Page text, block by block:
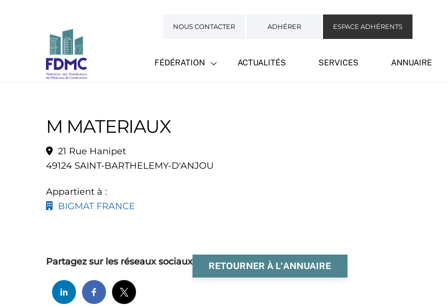
NOUS CONTACTER ADHÉRER ESPACE ADHÉRENTS
FÉDÉRATION ACTUALITÉS SERVICES ANNUAIRE
M MATERIAUX
21 Rue Hanipet
49124 SAINT-BARTHELEMY-D'ANJOU
Appartient à :
BIGMAT FRANCE
RETOURNER À L'ANNUAIRE
Partagez sur les réseaux sociaux